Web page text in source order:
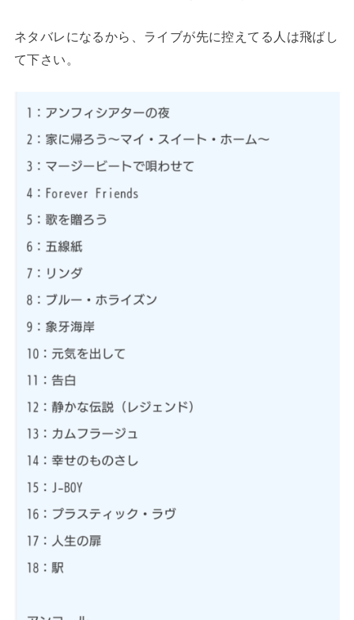
ネタバレになるから、ライブが先に控えてる人は飛ばし
て下さい。